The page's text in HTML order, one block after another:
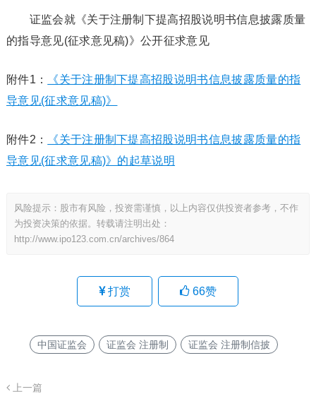
证监会就《关于注册制下提高招股说明书信息披露质量
的指导意见(征求意见稿)》公开征求意见
附件1：
《关于注册制下提高招股说明书信息披露质量的指
导意见(征求意见稿)》
附件2：
《关于注册制下提高招股说明书信息披露质量的指
导意见(征求意见稿)》的起草说明
风险提示：股市有风险，投资需谨慎，以上内容仅供投资者参考，不作
为投资决策的依据。转载请注明出处：
http://www.ipo123.com.cn/archives/864
打赏 66赞
中国证监会 证监会 注册制 证监会 注册制信披
上一篇